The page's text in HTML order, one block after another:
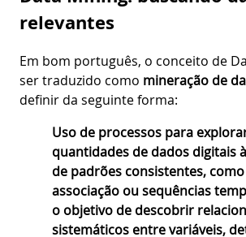
relevantes
Em bom português, o conceito de
ser traduzido como mineração de
definir da seguinte forma:
Uso de processos para
quantidades de dados digitais
de padrões consistentes,
associação ou sequências
o objetivo de descobrir
sistemáticos entre variáveis,